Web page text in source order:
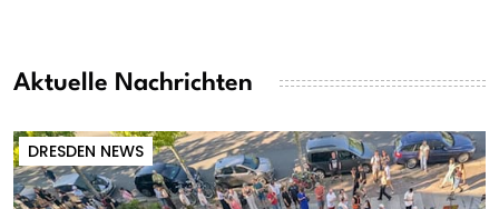
Aktuelle Nachrichten
DRESDEN NEWS